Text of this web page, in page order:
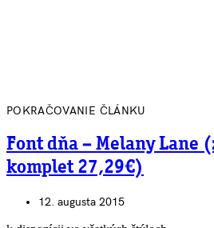
POKRAČOVANIE ČLÁNKU
Font dňa – Melany Lane
komplet 27,29€)
12. augusta 2015